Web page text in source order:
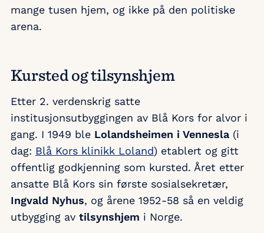
mange tusen hjem, og ikke på den politiske
arena.
Kursted og tilsynshjem
Etter 2. verdenskrig satte
institusjonsutbyggingen av Blå Kors for alvor i
gang. I 1949 ble Lolandsheimen i Vennesla (i
dag: Blå Kors klinikk Loland) etablert og gitt
offentlig godkjenning som kursted. Året etter
ansatte Blå Kors sin første sosialsekretær,
Ingvald Nyhus, og årene 1952-58 så en veldig
utbygging av tilsynshjem i Norge.